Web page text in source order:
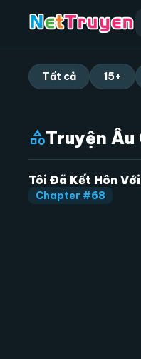
Tất cả 15+
categoryTruyện Âu
Tôi Đã Kết Hôn
Chapter #68